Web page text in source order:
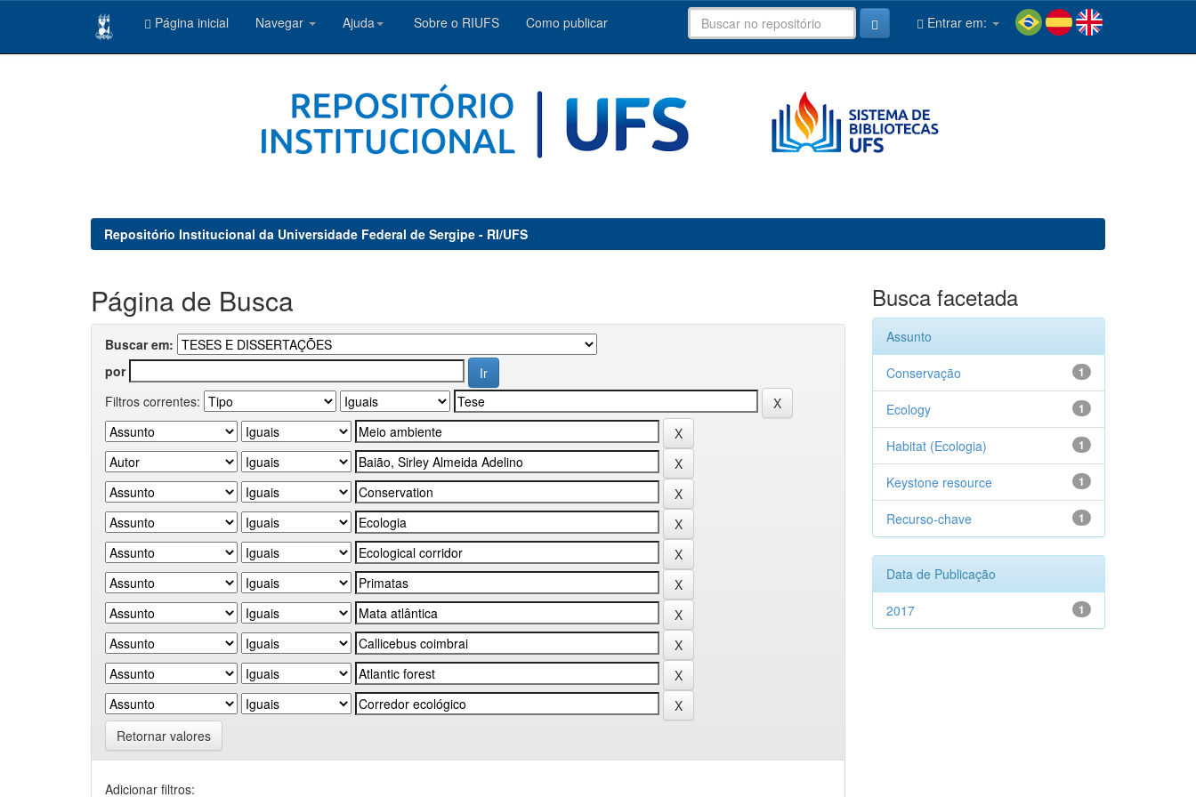
Página inicial Navegar Ajuda Sobre o RIUFS Como publicar Entrar em:
Repositório Institucional da Universidade Federal de Sergipe - RI/UFS
Página de Busca
Buscar em:
por
Filtros correntes:
Retornar valores
Adicionar filtros:
Busca facetada
Assunto
1
Conservação
1
Ecology
1
Habitat (Ecologia)
1
Keystone resource
1
Recurso-chave
Data de Publicação
1
2017